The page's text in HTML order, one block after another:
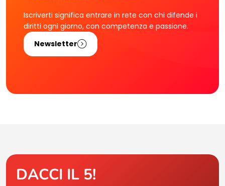
Iscriverti significa entrare in rete con chi difende i
diritti ogni giorno, con competenza e passione.
Newsletter
DACCI IL 5!